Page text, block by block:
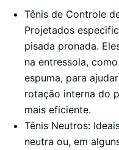
Tênis de Controle
Projetados
pisada pronada.
na entressola,
espuma, para
rotação interna do
mais eficiente.
Tênis Neutros:
neutra ou, em